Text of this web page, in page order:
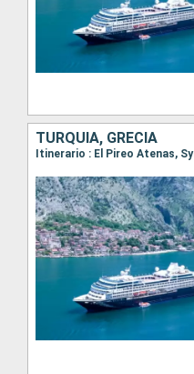
TURQUÍA, GRECIA
Itinerario : El Pireo Atenas,